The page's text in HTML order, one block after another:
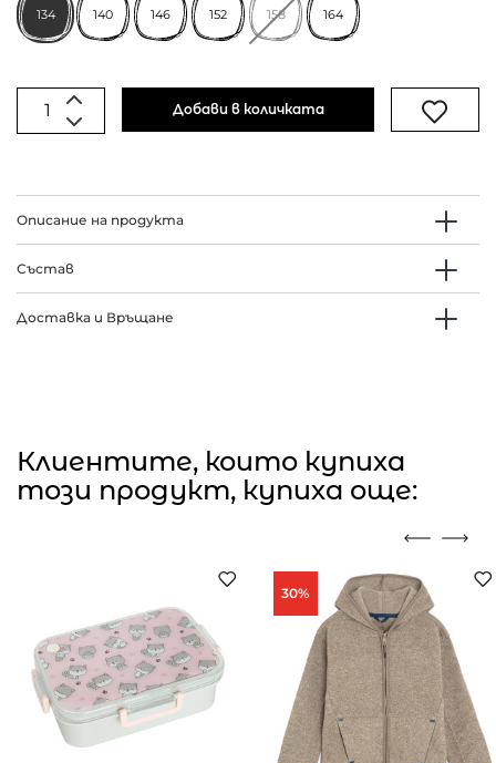
134 140 146 152 158 164
Добави в количката
Описание на продукта
Състав
Доставка и Връщане
Клиентите, които купиха
този продукт, купиха още:
30%